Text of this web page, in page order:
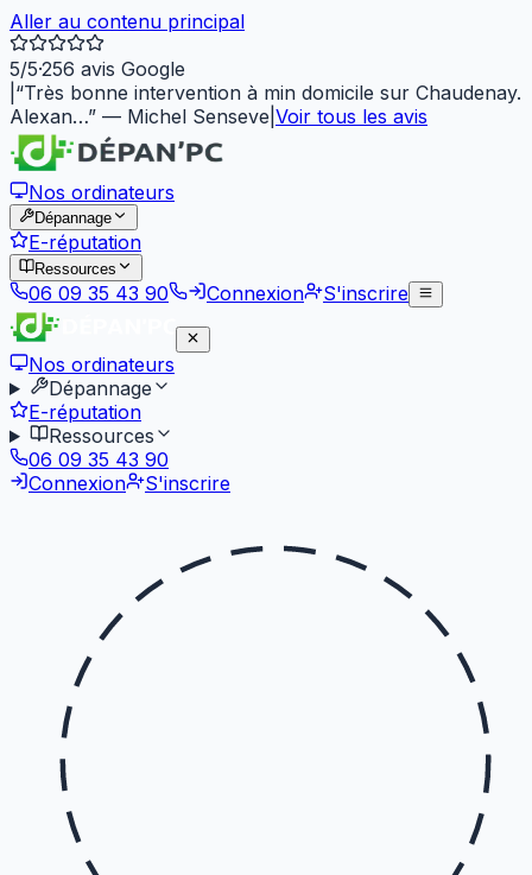
Aller au contenu principal
5/5·256 avis Google
“Très bonne intervention à min domicile sur Chaudenay.
Alexan…” — Michel Senseve Voir tous les avis
Nos ordinateurs
Dépannage
E-réputation
Ressources
06 09 35 43 90 Connexion S'inscrire
Nos ordinateurs
Dépannage
E-réputation
Ressources
06 09 35 43 90
Connexion
S'inscrire